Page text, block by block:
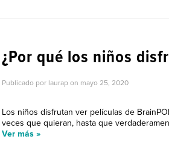
¿Por qué los niños
Publicado por laurap on mayo 25, 2020
Los niños disfrutan ver películas de
veces que quieran, hasta que
Ver más »